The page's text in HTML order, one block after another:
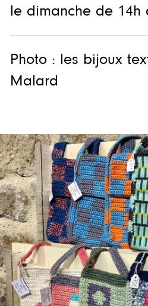
le dimanche de 14h
Photo : les bijoux
Malard